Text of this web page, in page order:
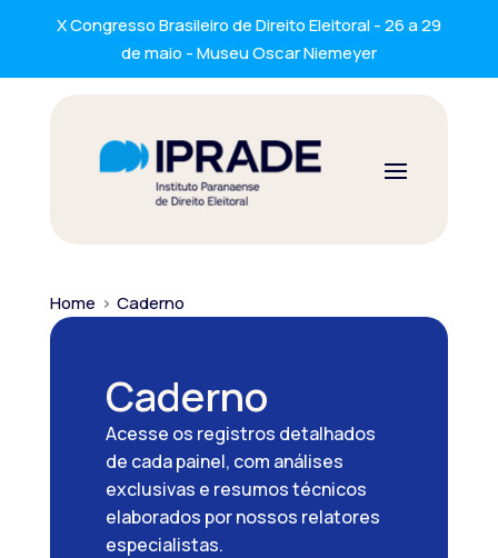
X Congresso Brasileiro de Direito Eleitoral - 26 a 29
de maio - Museu Oscar Niemeyer
Home > Caderno
Caderno
Acesse os registros detalhados
de cada painel, com análises
exclusivas e resumos técnicos
elaborados por nossos relatores
especialistas.